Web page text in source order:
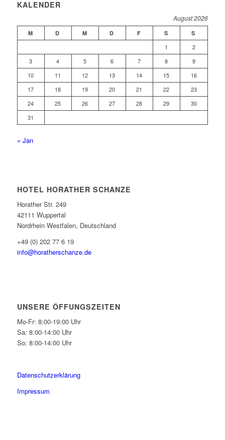
KALENDER
August 2026
M D M D F S S
1
2
3
4 5 6 7 8
9
10
11 12 13 14 15
16
17
18 19 20 21 22
23
24
25 26 27 28 29
30
31
« Jan
HOTEL HORATHER SCHANZE
Horather Str. 249
42111 Wuppertal
Nordrhein Westfalen, Deutschland
+49 (0) 202 77 6 19
info@horatherschanze.de
UNSERE ÖFFUNGSZEITEN
Mo-Fr: 8:00-19:00 Uhr
Sa: 8:00-14:00 Uhr
So: 8:00-14:00 Uhr
Datenschutzerklärung
Impressum